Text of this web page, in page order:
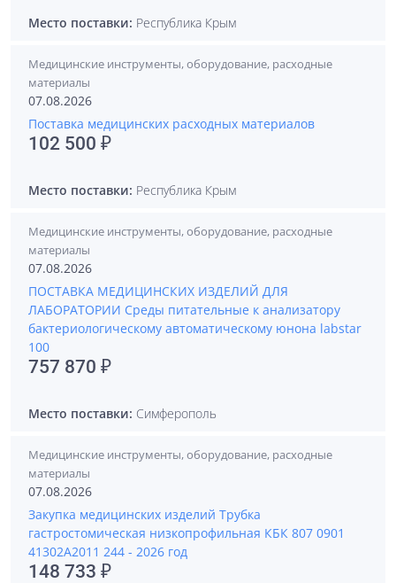
Место поставки: Республика Крым
Медицинские инструменты, оборудование, расходные
материалы
07.08.2026
Поставка медицинских расходных материалов
102 500 ₽
Место поставки: Республика Крым
Медицинские инструменты, оборудование, расходные
материалы
07.08.2026
ПОСТАВКА МЕДИЦИНСКИХ ИЗДЕЛИЙ ДЛЯ
ЛАБОРАТОРИИ Среды питательные к анализатору
бактериологическому автоматическому юнона labstar
100
757 870 ₽
Место поставки: Симферополь
Медицинские инструменты, оборудование, расходные
материалы
07.08.2026
Закупка медицинских изделий Трубка
гастростомическая низкопрофильная КБК 807 0901
41302А2011 244 - 2026 год
148 733 ₽